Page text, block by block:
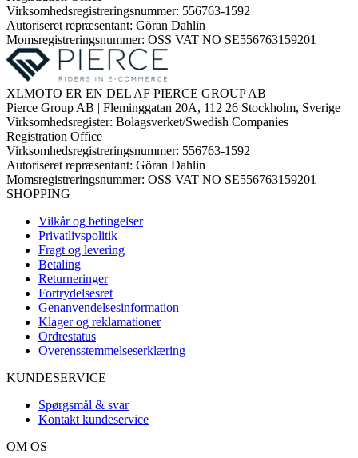
Virksomhedsregistreringsnummer: 556763-1592
Autoriseret repræsentant: Göran Dahlin
Momsregistreringsnummer: OSS VAT NO SE556763159201
XLMOTO ER EN DEL AF PIERCE GROUP AB
Pierce Group AB | Fleminggatan 20A, 112 26 Stockholm, Sverige
Virksomhedsregister: Bolagsverket/Swedish Companies
Registration Office
Virksomhedsregistreringsnummer: 556763-1592
Autoriseret repræsentant: Göran Dahlin
Momsregistreringsnummer: OSS VAT NO SE556763159201
SHOPPING
Vilkår og betingelser
Privatlivspolitik
Fragt og levering
Betaling
Returneringer
Fortrydelsesret
Genanvendelsesinformation
Klager og reklamationer
Ordrestatus
Overensstemmelseserklæring
KUNDESERVICE
Spørgsmål & svar
Kontakt kundeservice
OM OS